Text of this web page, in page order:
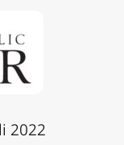
2022